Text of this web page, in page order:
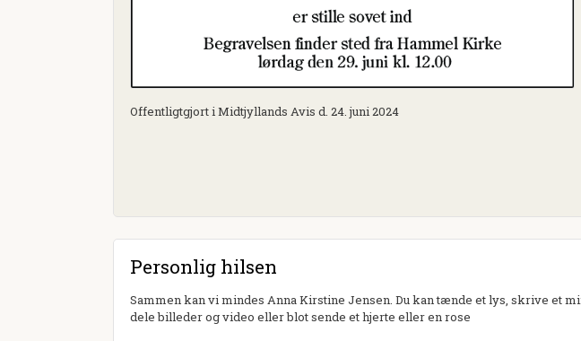
Offentligtgjort i Midtjyllands Avis d. 24. juni 2024
Personlig hilsen
Sammen kan vi mindes Anna Kirstine Jensen. Du kan tænde et lys, skrive et
dele billeder og video eller blot sende et hjerte eller en rose